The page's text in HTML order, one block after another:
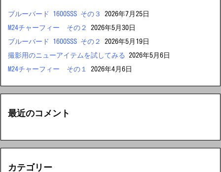
ブルーバード 1600SSS その３
2026年7月25日
M24チャーフィー その２
2026年5月30日
ブルーバード 1600SSS その２
2026年5月19日
撮影用のニューアイテムを試してみる
2026年5月6日
M24チャーフィー その１
2026年4月6日
最近のコメント
カテゴリー